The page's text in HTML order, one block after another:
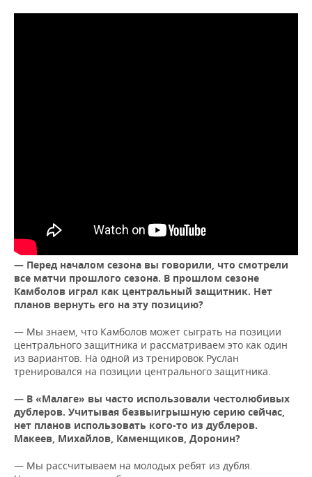
— Перед началом сезона вы говорили, что смотрели
все матчи прошлого сезона. В прошлом сезоне
Камболов играл как центральный защитник. Нет
планов вернуть его на эту позицию?
— Мы знаем, что Камболов может сыграть на позиции
центрального защитника и рассматриваем это как один
из вариантов. На одной из тренировок Руслан
тренировался на позиции центрального защитника.
— В «Малаге» вы часто использовали честолюбивых
дублеров. Учитывая безвыигрышную серию сейчас,
нет планов использовать кого-то из дублеров.
Макеев, Михайлов, Каменщиков, Доронин?
— Мы рассчитываем на молодых ребят из дубля.